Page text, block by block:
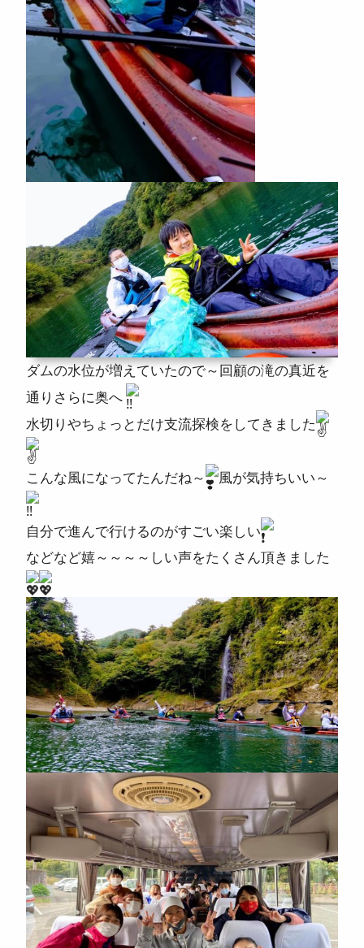
ダムの水位が増えていたので～回顧の滝の真近を
通りさらに奥へ
水切りやちょっとだけ支流探検をしてきました
こんな風になってたんだね～ 風が気持ちいい～
自分で進んで行けるのがすごい楽しい
などなど嬉～～～～しい声をたくさん頂きました